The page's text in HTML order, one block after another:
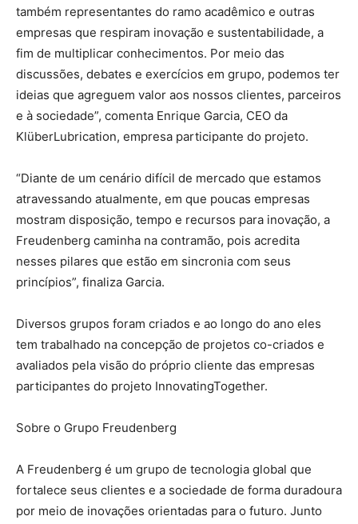
também representantes do ramo acadêmico e outras
empresas que respiram inovação e sustentabilidade, a
fim de multiplicar conhecimentos. Por meio das
discussões, debates e exercícios em grupo, podemos ter
ideias que agreguem valor aos nossos clientes, parceiros
e à sociedade”, comenta Enrique Garcia, CEO da
KlüberLubrication, empresa participante do projeto.
“Diante de um cenário difícil de mercado que estamos
atravessando atualmente, em que poucas empresas
mostram disposição, tempo e recursos para inovação, a
Freudenberg caminha na contramão, pois acredita
nesses pilares que estão em sincronia com seus
princípios”, finaliza Garcia.
Diversos grupos foram criados e ao longo do ano eles
tem trabalhado na concepção de projetos co-criados e
avaliados pela visão do próprio cliente das empresas
participantes do projeto InnovatingTogether.
Sobre o Grupo Freudenberg
A Freudenberg é um grupo de tecnologia global que
fortalece seus clientes e a sociedade de forma duradoura
por meio de inovações orientadas para o futuro. Junto